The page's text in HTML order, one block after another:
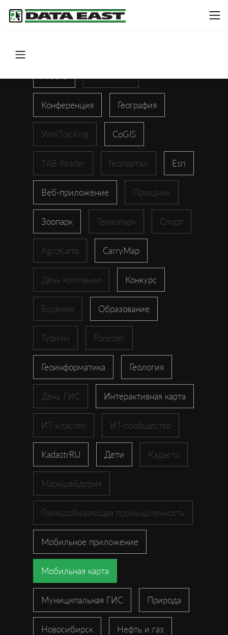
Конференция География
WellTracking CoGIS
TAB Reader Геопортал Esri
Веб-приложение Праздник
Зоопарк Технопарк Спорт
AgroKarta CarryMap
День компании Конкурс
Бурение Образование
Туризм Forester
Геоинформатика Геология
День ГИС Интерактивная карта
ИТ-кластер ИТ-сообщество
KadastrRU Дети Кадастр
Маркшейдерия
Горнодобывающая промышленность
Мобильное приложение
Мобильная карта
Муниципальная ГИС Природа
Новосибирск Нефть и газ